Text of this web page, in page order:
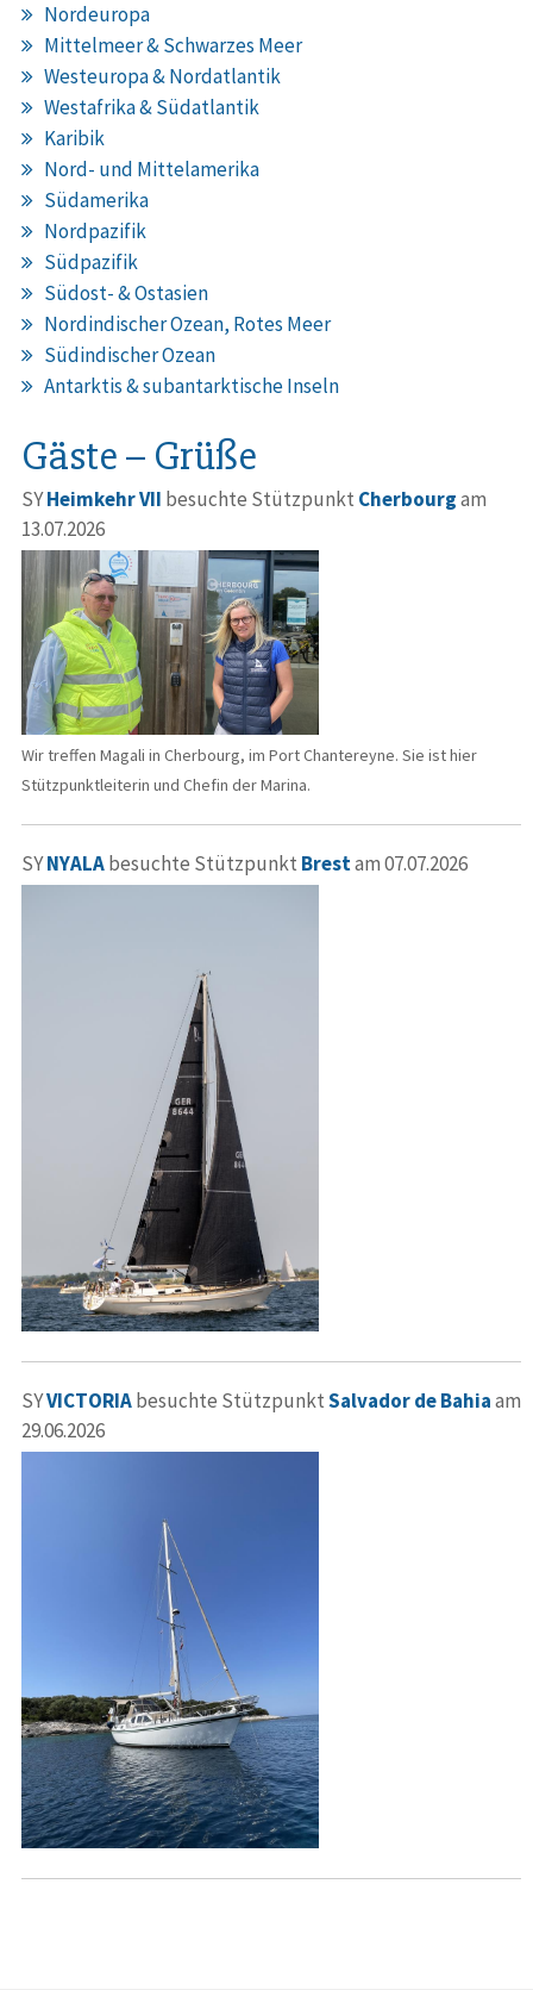
Nordeuropa
Mittelmeer & Schwarzes Meer
Westeuropa & Nordatlantik
Westafrika & Südatlantik
Karibik
Nord- und Mittelamerika
Südamerika
Nordpazifik
Südpazifik
Südost- & Ostasien
Nordindischer Ozean, Rotes Meer
Südindischer Ozean
Antarktis & subantarktische Inseln
Gäste – Grüße
SYHeimkehr VII besuchte Stützpunkt Cherbourgam
13.07.2026
Wir treffen Magali in Cherbourg, im Port Chantereyne. Sie ist hier
Stützpunktleiterin und Chefin der Marina.
SYNYALAbesuchte Stützpunkt Brestam 07.07.2026
SYVICTORIAbesuchte StützpunktSalvador de Bahiaam
29.06.2026